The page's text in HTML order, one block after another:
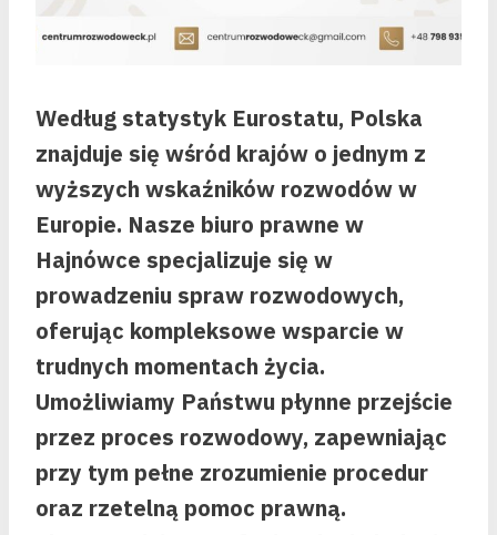
Według statystyk Eurostatu, Polska
znajduje się wśród krajów o jednym z
wyższych wskaźników rozwodów w
Europie. Nasze biuro prawne w
Hajnówce specjalizuje się w
prowadzeniu spraw rozwodowych,
oferując kompleksowe wsparcie w
trudnych momentach życia.
Umożliwiamy Państwu płynne przejście
przez proces rozwodowy, zapewniając
przy tym pełne zrozumienie procedur
oraz rzetelną pomoc prawną.